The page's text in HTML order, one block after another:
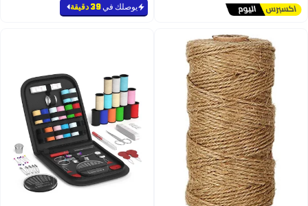
يوصلك في39 دقيقة